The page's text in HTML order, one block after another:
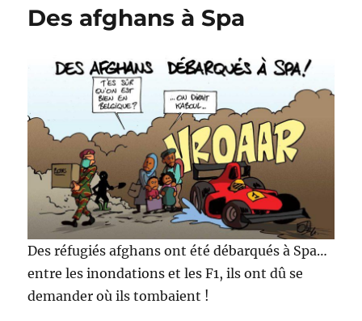
Des afghans à Spa
Des réfugiés afghans ont été débarqués à Spa…
entre les inondations et les F1, ils ont dû se
demander où ils tombaient !